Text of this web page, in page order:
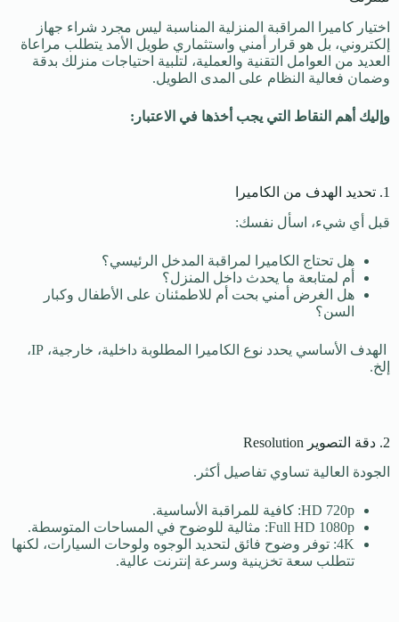
اختيار كاميرا المراقبة المنزلية المناسبة ليس مجرد شراء جهاز
إلكتروني، بل هو قرار أمني واستثماري طويل الأمد يتطلب مراعاة
العديد من العوامل التقنية والعملية، لتلبية احتياجات منزلك بدقة
وضمان فعالية النظام على المدى الطويل.
وإليك أهم النقاط التي يجب أخذها في الاعتبار:
1. تحديد الهدف من الكاميرا
قبل أي شيء، اسأل نفسك:
هل تحتاج الكاميرا لمراقبة المدخل الرئيسي؟
أم لمتابعة ما يحدث داخل المنزل؟
هل الغرض أمني بحت أم للاطمئنان على الأطفال وكبار
السن؟
الهدف الأساسي يحدد نوع الكاميرا المطلوبة داخلية، خارجية، IP،
إلخ.
2. دقة التصوير Resolution
الجودة العالية تساوي تفاصيل أكثر.
HD 720p: كافية للمراقبة الأساسية.
Full HD 1080p: مثالية للوضوح في المساحات المتوسطة.
4K: توفر وضوح فائق لتحديد الوجوه ولوحات السيارات، لكنها
تتطلب سعة تخزينية وسرعة إنترنت عالية.